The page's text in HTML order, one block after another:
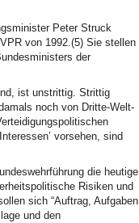
Peter Struck
VPR von 1992.(5) Sie stellen
der
ist unstrittig. Strittig
noch von Dritte-Welt-
vorsehen, sind
die heutige
Risiken und
sich “Auftrag, Aufgaben
und den